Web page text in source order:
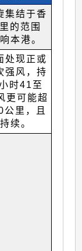
集结于香
的范围
本港。
处现正或
强风，持
时41至
更可能超
里，且
续。